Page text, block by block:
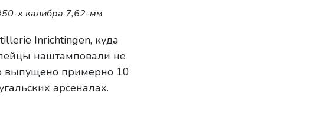
х калибра 7,62-мм
Inrichtingen, куда
наштамповали не
выпущено примерно 10
арсеналах.